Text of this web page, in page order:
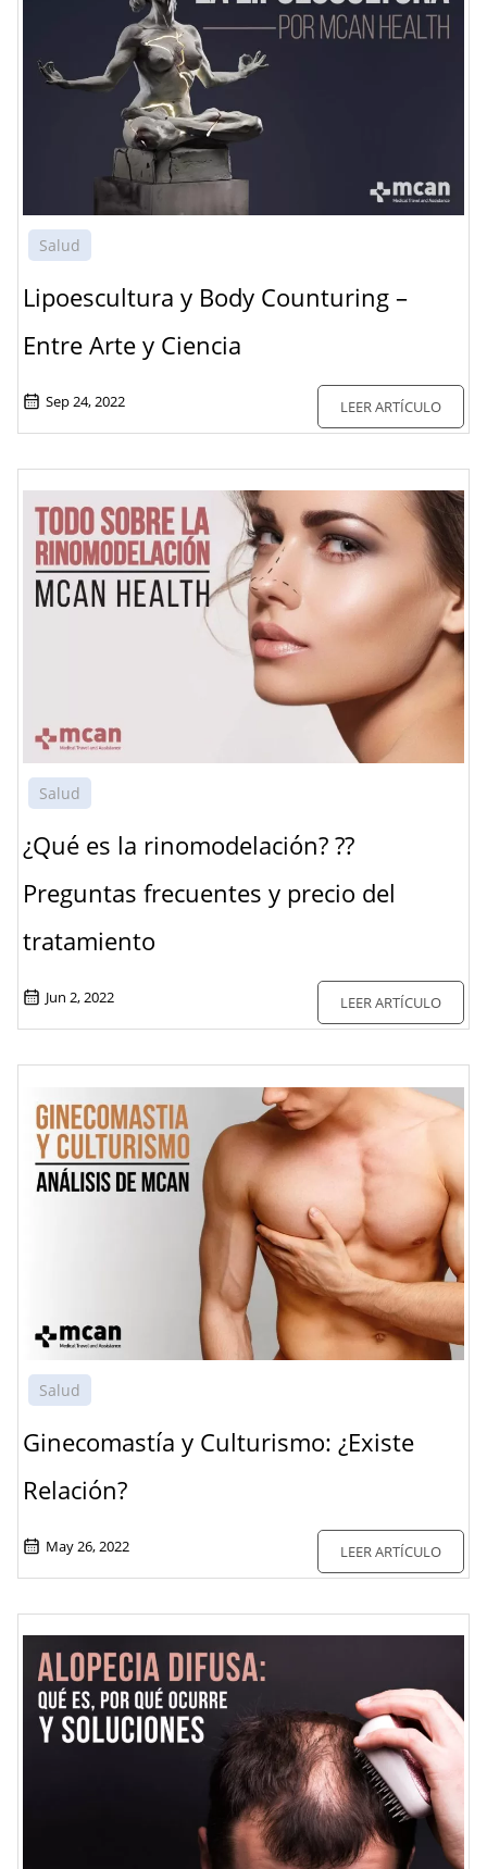
Salud
Lipoescultura y Body Counturing –
Entre Arte y Ciencia
Sep 24, 2022 LEER ARTÍCULO
Salud
¿Qué es la rinomodelación? ??
Preguntas frecuentes y precio del
tratamiento
Jun 2, 2022 LEER ARTÍCULO
Salud
Ginecomastía y Culturismo: ¿Existe
Relación?
May 26, 2022 LEER ARTÍCULO